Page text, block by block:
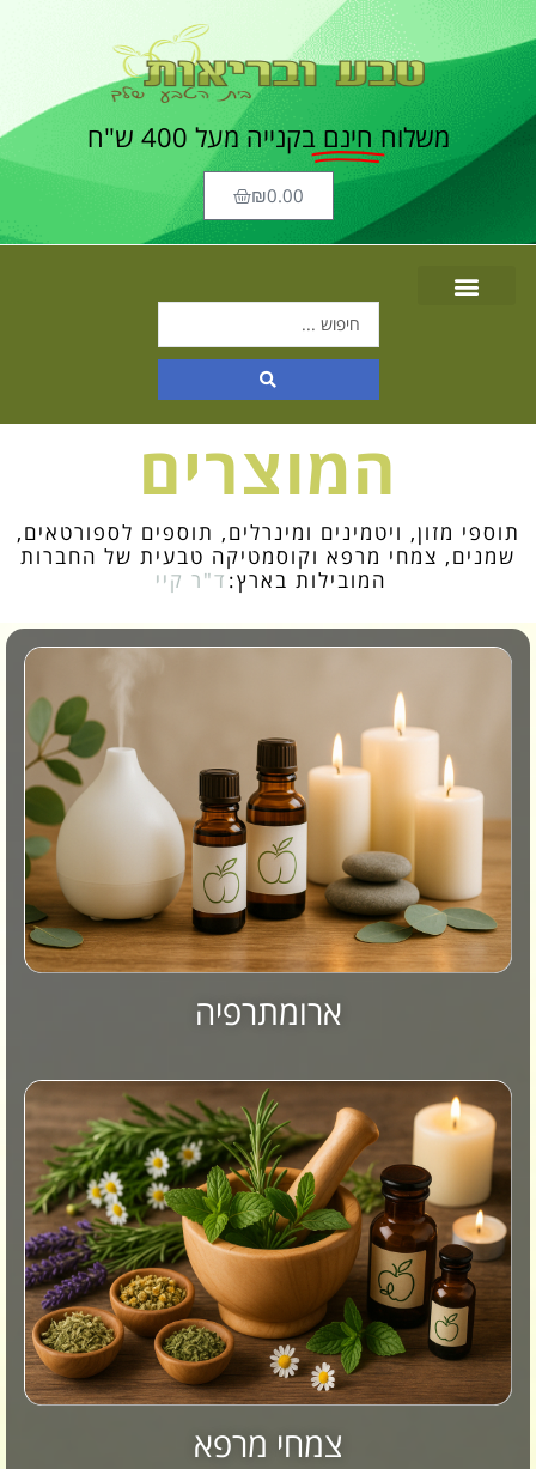
משלוח חינם בקנייה מעל 400 ש"ח
₪0.00
המוצרים
תוספי מזון, ויטמינים ומינרלים, תוספים לספורטאים,
שמנים, צמחי מרפא וקוסמטיקה טבעית של החברות
המובילות בארץ: ד"ר קיי
ארומתרפיה
צמחי מרפא